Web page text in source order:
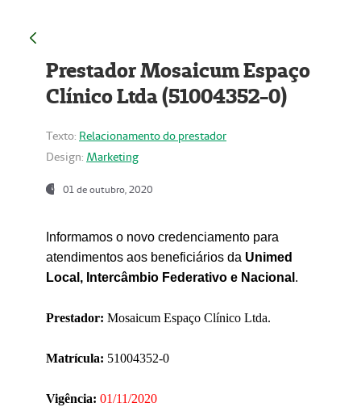
Prestador Mosaicum Espaço
Clínico Ltda (51004352-0)
Texto: Relacionamento do prestador
Design: Marketing
01 de outubro, 2020
Informamos o novo credenciamento para
atendimentos aos beneficiários da Unimed
Local, Intercâmbio Federativo e Nacional .
Prestador: Mosaicum Espaço Clínico Ltda.
Matrícula: 51004352-0
Vigência: 01/11/2020